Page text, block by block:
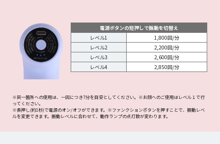
電源ボタンの短押しで振動を切替え
レベル1
1,800回/分
レベル2
2,200回/分
レベル3
2,600回/分
レベル4
2,850回/分
※同一箇所への使用は、一回につき7分を目安としてください。※お顔へのご使用はレベル１で行
ってください。
※長押し(約1秒)で電源のオン/オフができます。※ファンクションボタンを押すことで、振動レベ
ルを変更できます。振動レベルに合わせて、動作ランプの点灯数が変わります。